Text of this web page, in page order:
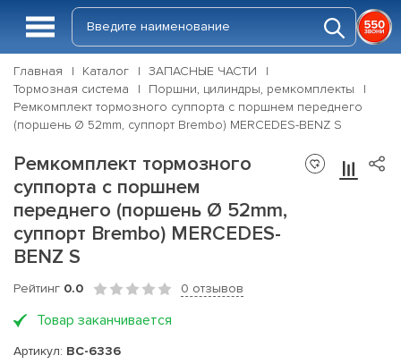
Главная Каталог
ЗАПАСНЫЕ ЧАСТИ
Тормозная система
Поршни, цилиндры, ремкомплекты
Ремкомплект тормозного суппорта с поршнем переднего
(поршень Ø 52mm, суппорт Brembo) MERCEDES-BENZ S
Ремкомплект тормозного
суппорта с поршнем
переднего (поршень Ø 52mm,
суппорт Brembo) MERCEDES-
BENZ S
Рейтинг 0.0 0 отзывов
Товар заканчивается
Артикул: BC-6336